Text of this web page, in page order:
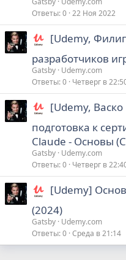
Ответы 0 22 Ноя 2022
[Udemy,
разработчиков
Gatsby Udemy.com
Ответы 0 Четверг в
[Udemy,
подготовка к
Claude - Основы
Gatsby Udemy.com
Ответы 0 Четверг в
[Udemy]
(2024)
Gatsby Udemy.com
Ответы 0 Среда в 21:14